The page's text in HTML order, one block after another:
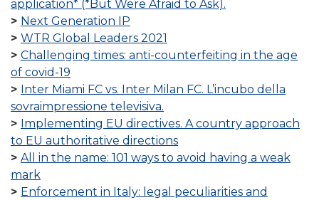
application* (*But Were Afraid to Ask).
Next Generation IP
WTR Global Leaders 2021
Challenging times: anti-counterfeiting in the age
of covid-19
Inter Miami FC vs. Inter Milan FC. L’incubo della
sovraimpressione televisiva.
Implementing EU directives. A country approach
to EU authoritative directions
All in the name: 101 ways to avoid having a weak
mark
Enforcement in Italy: legal peculiarities and